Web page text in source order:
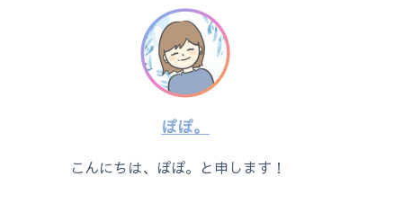
ぽぽ。
こんにちは、ぽぽ。と申します！